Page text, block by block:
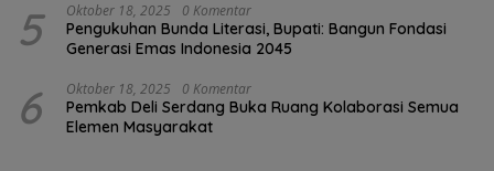
5 Oktober 18, 2025 0 Komentar
Pengukuhan Bunda Literasi, Bupati: Bangun Fondasi
Generasi Emas Indonesia 2045
6 Oktober 18, 2025 0 Komentar
Pemkab Deli Serdang Buka Ruang Kolaborasi Semua
Elemen Masyarakat